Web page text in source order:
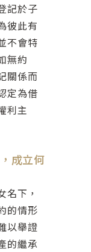
記於子
彼此有
不會特
無約
關係而
定為借
利主
成立何
名下，
的情形
以舉證
的繼承